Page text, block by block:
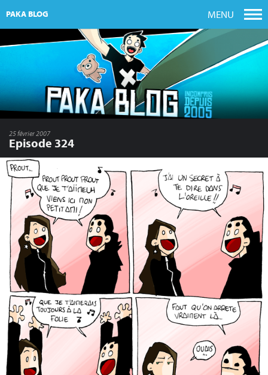
PAKA BLOG MENU
25 février 2007
Episode 324